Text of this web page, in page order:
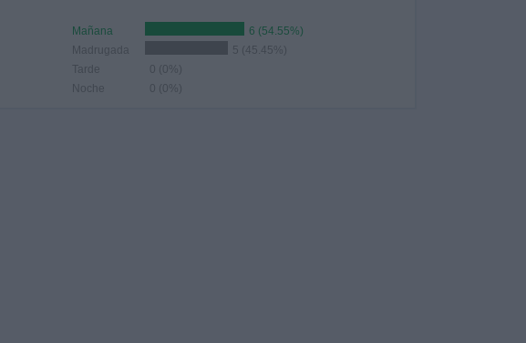
Mañana
6 (54.55%)
Madrugada
5 (45.45%)
Tarde
0 (0%)
Noche
0 (0%)